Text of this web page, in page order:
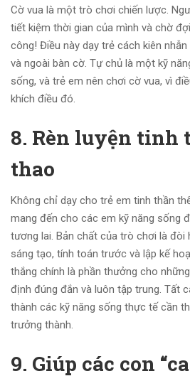
Cờ vua là một trò chơi chiến lược.
tiết kiệm thời gian của mình và chờ
công! Điều này dạy trẻ cách kiên
và ngoài bàn cờ. Tự chủ là một kỹ
sống, và trẻ em nên chơi cờ vua, vì
khích điều đó.
8. Rèn luyện tinh
thao
Không chỉ dạy cho trẻ em tinh thần
mang đến cho các em kỹ năng sống
tương lai. Bản chất của trò chơi là đòi
sáng tạo, tính toán trước và lập kế
thắng chính là phần thưởng cho
định đúng đắn và luôn tập trung. Tất
thành các kỹ năng sống thực tế cần
trưởng thành.
9. Giúp các con